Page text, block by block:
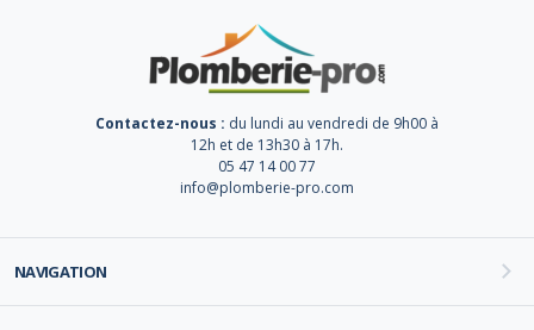
Contactez-nous : du lundi au vendredi de 9h00 à
12h et de 13h30 à 17h.
05 47 14 00 77
info@plomberie-pro.com
NAVIGATION